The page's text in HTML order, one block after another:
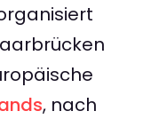
, nach